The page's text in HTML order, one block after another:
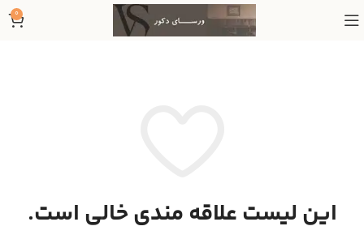
0
این لیست علاقه مندی خالی است.